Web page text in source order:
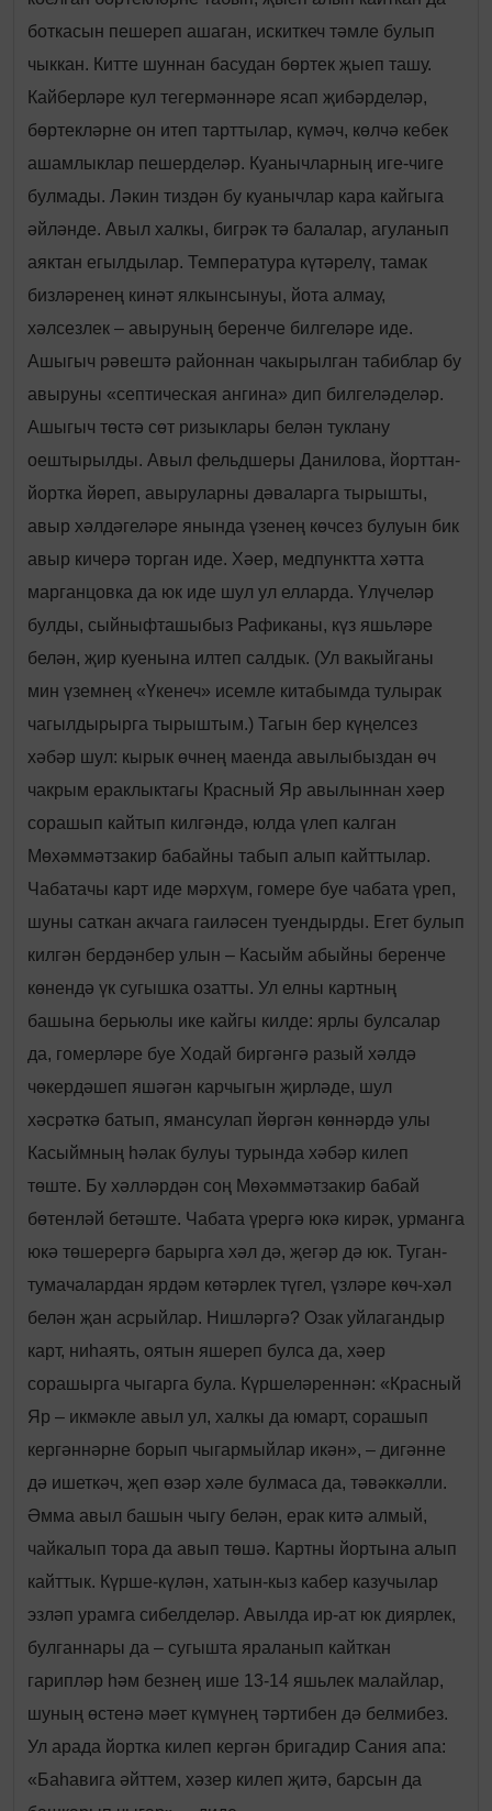
боткасын пешереп ашаган, искиткеч тәмле булып
чыккан. Китте шуннан басудан бөртек җыеп ташу.
Кайберләре кул тегермәннәре ясап җибәрделәр,
бөртекләрне он итеп тарттылар, күмәч, көлчә кебек
ашамлыклар пешерделәр. Куанычларның иге-чиге
булмады. Ләкин тиздән бу куанычлар кара кайгыга
әйләнде. Авыл халкы, бигрәк тә балалар, агуланып
аяктан егылдылар. Температура күтәрелү, тамак
бизләренең кинәт ялкынсынуы, йота алмау,
хәлсезлек – авыруның беренче билгеләре иде.
Ашыгыч рәвештә районнан чакырылган табиблар бу
авыруны «септическая ангина» дип билгеләделәр.
Ашыгыч төстә сөт ризыклары белән туклану
оештырылды. Авыл фельдшеры Данилова, йорттан-
йортка йөреп, авыруларны дәваларга тырышты,
авыр хәлдәгеләре янында үзенең көчсез булуын бик
авыр кичерә торган иде. Хәер, медпунктта хәтта
марганцовка да юк иде шул ул елларда. Үлүчеләр
булды, сыйныфташыбыз Рафиканы, күз яшьләре
белән, җир куенына илтеп салдык. (Ул вакыйганы
мин үземнең «Үкенеч» исемле китабымда тулырак
чагылдырырга тырыштым.) Тагын бер күңелсез
хәбәр шул: кырык өчнең маенда авылыбыздан өч
чакрым ераклыктагы Красный Яр авылыннан хәер
сорашып кайтып килгәндә, юлда үлеп калган
Мөхәммәтзакир бабайны табып алып кайттылар.
Чабатачы карт иде мәрхүм, гомере буе чабата үреп,
шуны саткан акчага гаиләсен туендырды. Егет булып
килгән бердәнбер улын – Касыйм абыйны беренче
көнендә үк сугышка озатты. Ул елны картның
башына берьюлы ике кайгы килде: ярлы булсалар
да, гомерләре буе Ходай биргәнгә разый хәлдә
чөкердәшеп яшәгән карчыгын җирләде, шул
хәсрәткә батып, ямансулап йөргән көннәрдә улы
Касыймның һәлак булуы турында хәбәр килеп
төште. Бу хәлләрдән соң Мөхәммәтзакир бабай
бөтенләй бетәште. Чабата үрергә юкә кирәк, урманга
юкә төшерергә барырга хәл дә, җегәр дә юк. Туган-
тумачалардан ярдәм көтәрлек түгел, үзләре көч-хәл
белән җан асрыйлар. Нишләргә? Озак уйлагандыр
карт, ниһаять, оятын яшереп булса да, хәер
сорашырга чыгарга була. Күршеләреннән: «Красный
Яр – икмәкле авыл ул, халкы да юмарт, сорашып
кергәннәрне борып чыгармыйлар икән», – дигәнне
дә ишеткәч, җеп өзәр хәле булмаса да, тәвәккәлли.
Әмма авыл башын чыгу белән, ерак китә алмый,
чайкалып тора да авып төшә. Картны йортына алып
кайттык. Күрше-күлән, хатын-кыз кабер казучылар
эзләп урамга сибелделәр. Авылда ир-ат юк диярлек,
булганнары да – сугышта яраланып кайткан
гарипләр һәм безнең ише 13-14 яшьлек малайлар,
шуның өстенә мәет күмүнең тәртибен дә белмибез.
Ул арада йортка килеп кергән бригадир Сания апа:
«Баһавига әйттем, хәзер килеп җитә, барсын да